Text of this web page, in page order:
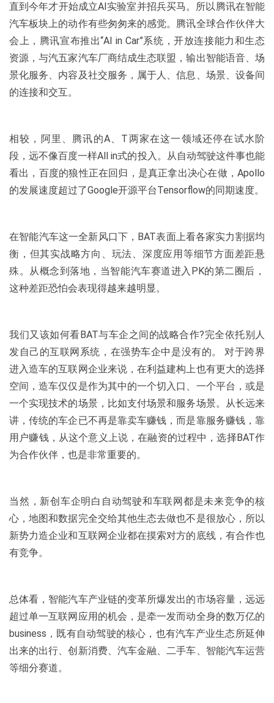
直到今年才开始成立AI实验室并招兵买马。所以腾讯在智能
汽车板块上的动作有些匆匆来的感觉。腾讯全球合作伙伴大
会上，腾讯宣布推出“AI in Car”系统，开放连接能力和生态
资源，与汽五家汽车厂商结成生态联盟，输出智能语音、场
景化服务、内容及社交服务，属于人、信息、场景、设备间
的连接和交互。
相较，阿里、腾讯的A、T两家在这一领域还停在试水阶
段，远不像百度一样All in式的投入。从自动驾驶这件事也能
看出，百度的狼性正在回归，是真正拿出决心在做，Apollo
的发展速度超过了Google开源平台Tensorflow的同期速度。
在智能汽车这一全新风口下，BAT表面上看各家实力割据均
衡，但其实战略方向、玩法、深度应用等细节方面差距悬
殊。从概念到落地，当智能汽车赛道进入PK的第二圈后，
这种差距恐怕会表现得越来越明显。
我们又该如何看BAT与车企之间的战略合作?完全依托别人
发自己的互联网系统，在强势车企中是没有的。 对于跨界
进入造车的互联网企业来说，在利益建构上也有更大的选择
空间，造车仅仅是作为其中的一个切入口、一个平台，或是
一个实现技术的场景，比如支付场景和服务场景。从长远来
讲，传统的车企已不再是靠卖车赚钱，而是靠服务赚钱，靠
用户赚钱，从这个意义上说，在融资的过程中，选择BAT作
为合作伙伴，也是非常重要的。
当然，新创车企明白自动驾驶和车联网都是未来竞争的核
心，地图和数据完全交给其他生态去做也不是很放心，所以
新势力造企业和互联网企业都在摸索对方的底线，有合作也
有竞争。
总体看，智能汽车产业链的变革所爆发出的市场容量，远远
超过单一互联网应用的机会，是牵一发而动全身的数万亿的
business，既有自动驾驶的核心，也有汽车产业生态所延伸
出来的出行、创新消费、汽车金融、二手车、智能汽车运营
等细分赛道。